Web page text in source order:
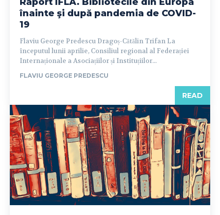
înainte şi după pandemia de COVID-
19
Flaviu George Predescu Dragoș-Cătălin Trifan La
începutul lunii aprilie, Consiliul regional al Federației
Internaționale a Asociațiilor și Instituțiilor...
FLAVIU GEORGE PREDESCU
READ